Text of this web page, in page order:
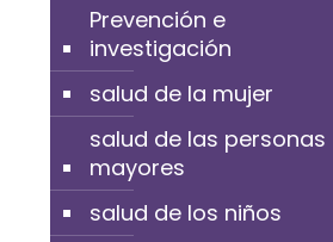
Prevención e
investigación
salud de la mujer
salud de las personas
mayores
salud de los niños